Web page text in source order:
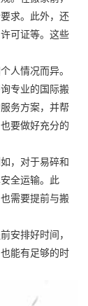
求。此外，还
可证等。这些
人情况而异。
专业的国际搬
务方案，并帮
要做好充分的
，对于易碎和
全运输。此
需要提前与搬
排好时间，
能有足够的时